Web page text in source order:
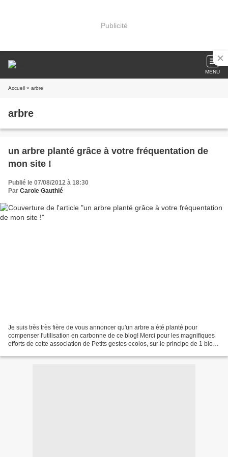
Publicité
MENU
Accueil » arbre
arbre
un arbre planté grâce à votre fréquentation de
mon site !
Publié le 07/08/2012 à 18:30
Par Carole Gauthié
Je suis très très fière de vous annoncer qu'un arbre a été planté pour
compenser l'utilisation en carbonne de ce blog! Merci pour les magnifiques
efforts de cette association de Petits gestes ecolos, sur le principe de 1 blog